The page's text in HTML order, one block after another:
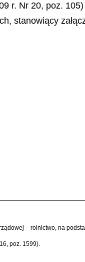
r. Nr 20, poz.
stanowiący
– rolnictwo, na
poz. 1599).